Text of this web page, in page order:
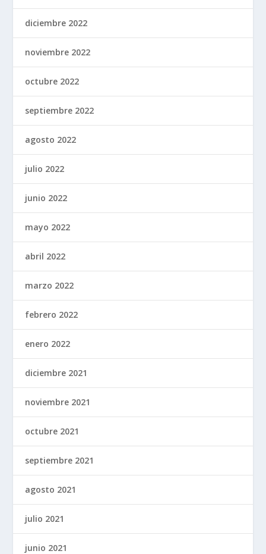
diciembre 2022
noviembre 2022
octubre 2022
septiembre 2022
agosto 2022
julio 2022
junio 2022
mayo 2022
abril 2022
marzo 2022
febrero 2022
enero 2022
diciembre 2021
noviembre 2021
octubre 2021
septiembre 2021
agosto 2021
julio 2021
junio 2021